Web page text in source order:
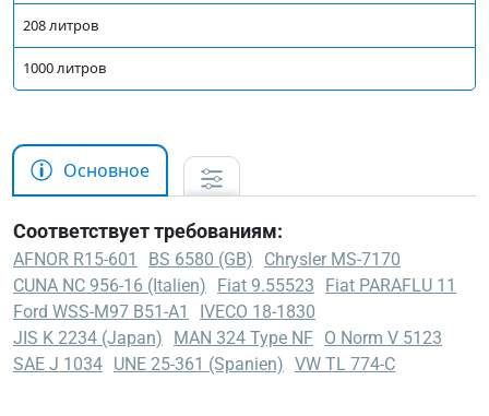
208 литров
1000 литров
Основное
Соответствует требованиям:
AFNOR R15-601 BS 6580 (GB)
Chrysler MS-7170
CUNA NC 956-16 (Italien)
Fiat 9.55523
Fiat PARAFLU 11
Ford WSS-M97 B51-A1
IVECO 18-1830
JIS K 2234 (Japan)
MAN 324 Type NF O Norm V 5123
SAE J 1034 UNE 25-361 (Spanien) VW TL 774-C